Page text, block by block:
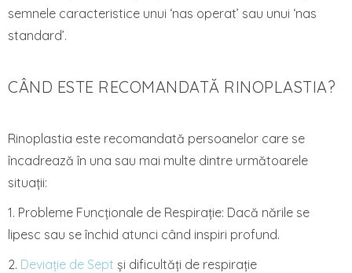
semnele caracteristice unui ‘nas operat’ sau unui ‘nas
standard’.
CÂND ESTE RECOMANDATĂ RINOPLASTIA?
Rinoplastia este recomandată persoanelor care se
încadrează în una sau mai multe dintre următoarele
situații:
1. Probleme Funcționale de Respirație: Dacă nările se
lipesc sau se închid atunci când inspiri profund.
2. Deviație de Sept și dificultăți de respirație